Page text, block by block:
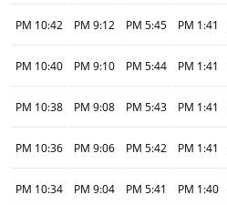
1:41 PM
5:45 PM
9:12 PM
10:42 PM
1:41 PM
5:44 PM
9:10 PM
10:40 PM
1:41 PM
5:43 PM
9:08 PM
10:38 PM
1:41 PM
5:42 PM
9:06 PM
10:36 PM
1:40 PM
5:41 PM
9:04 PM
10:34 PM